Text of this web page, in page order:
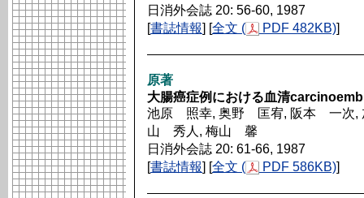
日消外会誌 20: 56-60, 1987
[書誌情報] [全文 ( PDF 482KB)]
原著
大腸癌症例における血清
池原 照幸, 奥野 匡宥, 阪本 一次,
山 秀人, 梅山 馨
日消外会誌 20: 61-66, 1987
[書誌情報] [全文 ( PDF 586KB)]